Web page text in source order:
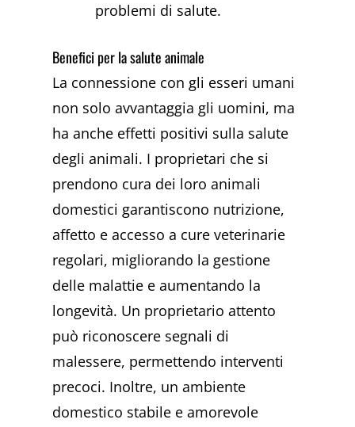
problemi di salute.
Benefici per la salute animale
La connessione con gli esseri umani
non solo avvantaggia gli uomini, ma
ha anche effetti positivi sulla salute
degli animali. I proprietari che si
prendono cura dei loro animali
domestici garantiscono nutrizione,
affetto e accesso a cure veterinarie
regolari, migliorando la gestione
delle malattie e aumentando la
longevità. Un proprietario attento
può riconoscere segnali di
malessere, permettendo interventi
precoci. Inoltre, un ambiente
domestico stabile e amorevole